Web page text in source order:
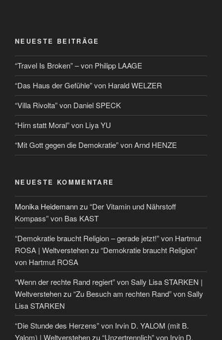
NEUESTE BEITRÄGE
“Travel Is Broken” – von Philipp LAAGE
“Das Haus der Gefühle” von Harald WELZER
“Villa Rivolta” von Daniel SPECK
“Hirn statt Moral” von Liya YU
“Mit Gott gegen die Demokratie” von Arnd HENZE
NEUESTE KOMMENTARE
Monika Heidemannzu“Der Vitamin und Nährstoff
Kompass” von Bas KAST
“Demokratie braucht Religion – gerade jetzt!” von Hartmut
ROSA | Weltverstehenzu“Demokratie braucht Religion”
von Hartmut ROSA
“Wenn der rechte Rand regiert” von Sally Lisa STARKEN |
Weltverstehenzu“Zu Besuch am rechten Rand” von Sally
Lisa STARKEN
“Die Stunde des Herzens” von Irvin D. YALOM (mit B.
Yalom) | Weltverstehenzu“Unzertrennlich” von Irvin D.